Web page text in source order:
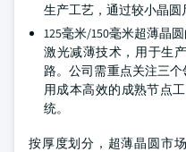
生产工艺，通过较小晶圆
125毫米/150毫米超薄晶
激光减薄技术，用于生
路。公司需重点关注三
用成本高效的成熟节点
统。
按厚度划分，超薄晶圆市